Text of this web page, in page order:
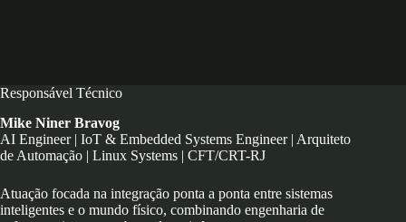
Responsável Técnico
Mike Niner Bravog
AI Engineer | IoT & Embedded Systems Engineer | Arquiteto
de Automação | Linux Systems | CFT/CRT-RJ
Atuação focada na integração ponta a ponta entre sistemas
inteligentes e o mundo físico, combinando engenharia de